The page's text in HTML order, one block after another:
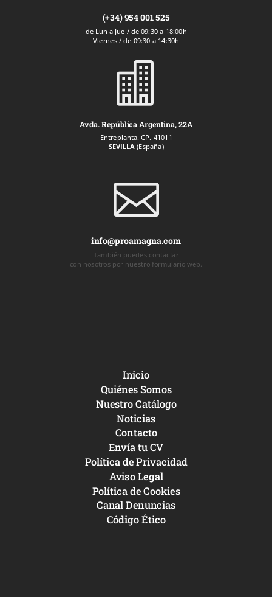
(+34) 954 001 525
de Lun a Jue / de 09:30 a 18:00h
Viernes / de 09:30 a 14:30h

Avda. República Argentina, 22A
Entreplanta. CP. 41011
SEVILLA (España)

info@proamagna.com
También puedes contactar
con nosotros por nuestro formulario web.
Inicio
Quiénes Somos
Nuestro Catálogo
Noticias
Contacto
Envía tu CV
Política de Privacidad
Aviso Legal
Política de Cookies
Canal Denuncias
Código Ético